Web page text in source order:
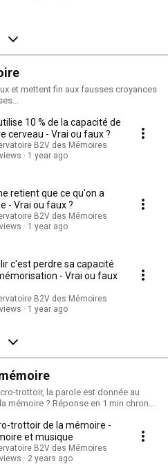
et mettent fin aux fausses croyances
10 % de la capacité de
cerveau - Vrai ou faux ?
B2V des Mémoires
1 year ago
retient que ce qu'on a
envie - Vrai ou faux ?
B2V des Mémoires
1 year ago
c'est perdre sa capacité
- Vrai ou faux
B2V des Mémoires
1 year ago
trottoir, la parole est donnée au
mémoire ? Réponse en 1 min chrono
trottoir de la mémoire -
et musique
B2V des Mémoires
2 years ago